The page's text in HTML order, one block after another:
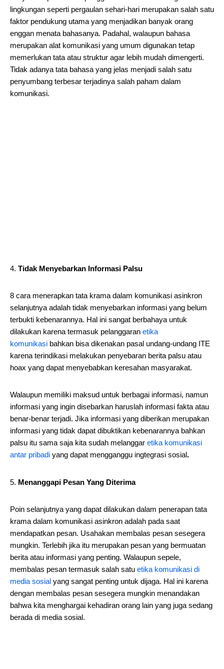
lingkungan seperti pergaulan sehari-hari merupakan salah satu
faktor pendukung utama yang menjadikan banyak orang
enggan menata bahasanya. Padahal, walaupun bahasa
merupakan alat komunikasi yang umum digunakan tetap
memerlukan tata atau struktur agar lebih mudah dimengerti.
Tidak adanya tata bahasa yang jelas menjadi salah satu
penyumbang terbesar terjadinya salah paham dalam
komunikasi.
Tidak Menyebarkan Informasi Palsu
8 cara menerapkan tata krama dalam komunikasi asinkron
selanjutnya adalah tidak menyebarkan informasi yang belum
terbukti kebenarannya. Hal ini sangat berbahaya untuk
dilakukan karena termasuk pelanggaran etika
komunikasi bahkan bisa dikenakan pasal undang-undang ITE
karena terindikasi melakukan penyebaran berita palsu atau
hoax yang dapat menyebabkan keresahan masyarakat.
Walaupun memiliki maksud untuk berbagai informasi, namun
informasi yang ingin disebarkan haruslah informasi fakta atau
benar-benar terjadi. Jika informasi yang diberikan merupakan
informasi yang tidak dapat dibuktikan kebenarannya bahkan
palsu itu sama saja kita sudah melanggar etika komunikasi
antar pribadi yang dapat mengganggu ingtegrasi sosial.
Menanggapi Pesan Yang Diterima
Poin selanjutnya yang dapat dilakukan dalam penerapan tata
krama dalam komunikasi asinkron adalah pada saat
mendapatkan pesan. Usahakan membalas pesan sesegera
mungkin. Terlebih jika itu merupakan pesan yang bermuatan
berita atau informasi yang penting. Walaupun sepele,
membalas pesan termasuk salah satu etika komunikasi di
media sosial yang sangat penting untuk dijaga. Hal ini karena
dengan membalas pesan sesegera mungkin menandakan
bahwa kita menghargai kehadiran orang lain yang juga sedang
berada di media sosial.